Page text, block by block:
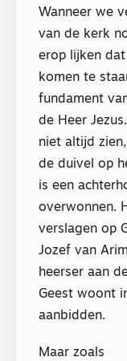
Wanneer we
van de kerk
erop lijken
komen te
fundament
de Heer
niet altijd
de duivel op
is een
overwonnen.
verslagen op
Jozef van
heerser aan
Geest woont
aanbidden.
Maar zoals